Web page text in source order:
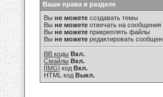
Ваши права в разделе
Вы не можете создавать темы
Вы не можете отвечать на сообщения
Вы не можете прикреплять файлы
Вы не можете редактировать
BB коды Вкл.
Смайлы Вкл.
[IMG] код Вкл.
HTML код Выкл.